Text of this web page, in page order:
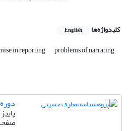
کلیدواژه‌ها English
in reporting problems of narrating
دوره 8، شماره 31
پاییز 1402